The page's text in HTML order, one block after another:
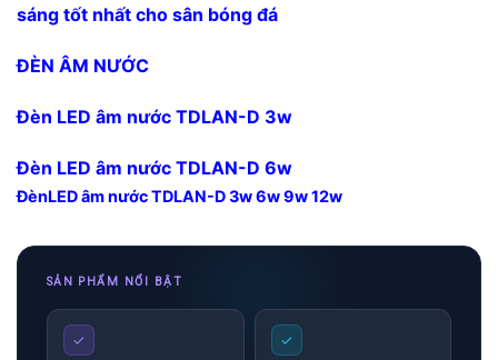
sáng tốt nhất cho sân bóng đá
ĐÈN ÂM NƯỚC
Đèn LED âm nước TDLAN-D 3w
Đèn LED âm nước TDLAN-D 6w
ĐènLED âm nước TDLAN-D 3w 6w 9w 12w
SẢN PHẨM NỔI BẬT
✓ ✓